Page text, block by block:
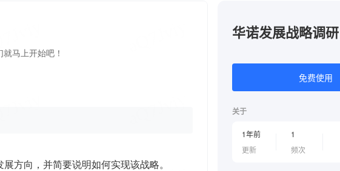
华诺发展战略调研
免费使用
关于
1年前
更新
1
频次